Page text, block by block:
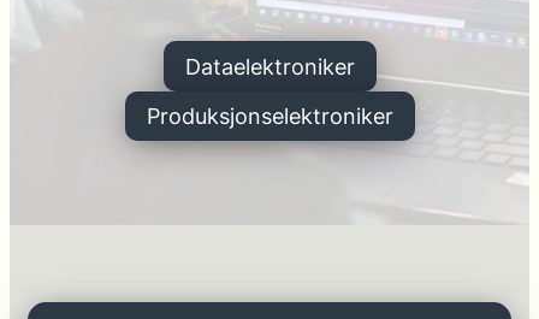
Dataelektroniker
Produksjonselektroniker